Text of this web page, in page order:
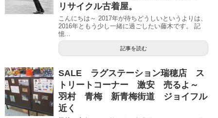
リサイクル古着屋。
こんにちは～ 2017年が待ちどうしいというよりは、
2016年ともう少し一緒に過ごしたい藤木です。 記
憶...
記事を読む
SALE ラグステーション瑞穂店 ス
トリートコーナー 激安 売るよ～
羽村 青梅 新青梅街道 ジョイフル
近く